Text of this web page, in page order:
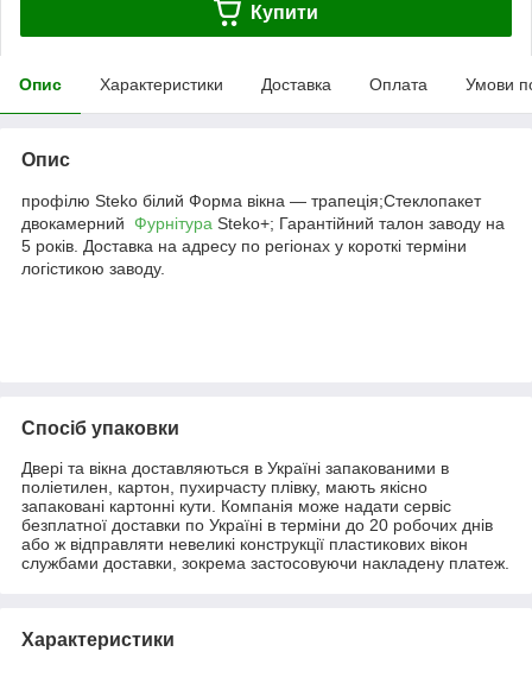
Купити
Опис Характеристики Доставка Оплата Умови
Опис
профілю Steko білий Форма вікна — трапеція;Стеклопакет
двокамерний Фурнітура Steko+; Гарантійний талон заводу на
5 років. Доставка на адресу по регіонах у короткі терміни
логістикою заводу.
Спосіб упаковки
Двері та вікна доставляються в Україні запакованими в
поліетилен, картон, пухирчасту плівку, мають якісно
запаковані картонні кути. Компанія може надати сервіс
безплатної доставки по Україні в терміни до 20 робочих днів
або ж відправляти невеликі конструкції пластикових вікон
службами доставки, зокрема застосовуючи накладену платеж.
Характеристики